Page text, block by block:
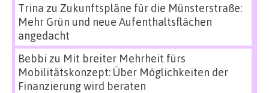
Trina zu Zukunftspläne für die Münsterstraße:
Mehr Grün und neue Aufenthaltsflächen
angedacht
Bebbi zu Mit breiter Mehrheit fürs
Mobilitätskonzept: Über Möglichkeiten der
Finanzierung wird beraten